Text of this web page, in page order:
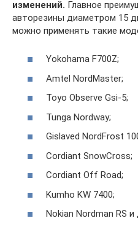
изменений. Главное
авторезины диаметром 15
можно применять такие
Yokohama F700Z;
Amtel NordMaster;
Toyo Observe Gsi-5;
Tunga Nordway;
Gislaved NordFrost
Cordiant SnowCross;
Cordiant Off Road;
Kumho KW 7400;
Nokian Nordman RS и